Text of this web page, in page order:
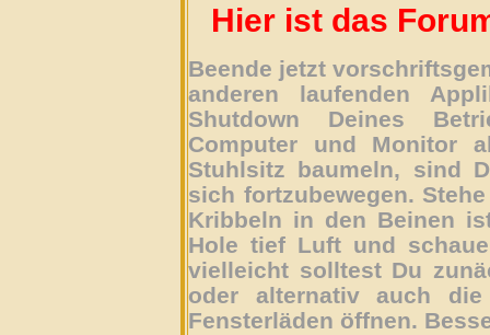
Hier ist das
Beende jetzt
anderen laufenden
Shutdown Deines
Computer und Monitor
Stuhlsitz baumeln, sind
sich fortzubewegen.
Kribbeln in den Beinen
Hole tief Luft und
vielleicht solltest Du
oder alternativ auch
Fensterläden öffnen.